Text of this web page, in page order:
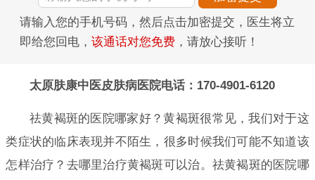
请输入您的手机号码，然后点击加密提交，医生将立
即给您回电， 该通话对您免费 ，请放心接听！
太原肤康中医皮肤病医院电话：170-4901-6120
祛黄褐斑的医院哪家好？黄褐斑很常见，我们对于这
类症状的临床表现并不陌生，很多时候我们可能不知道该
怎样治疗？去哪里治疗黄褐斑可以治。祛黄褐斑的医院哪